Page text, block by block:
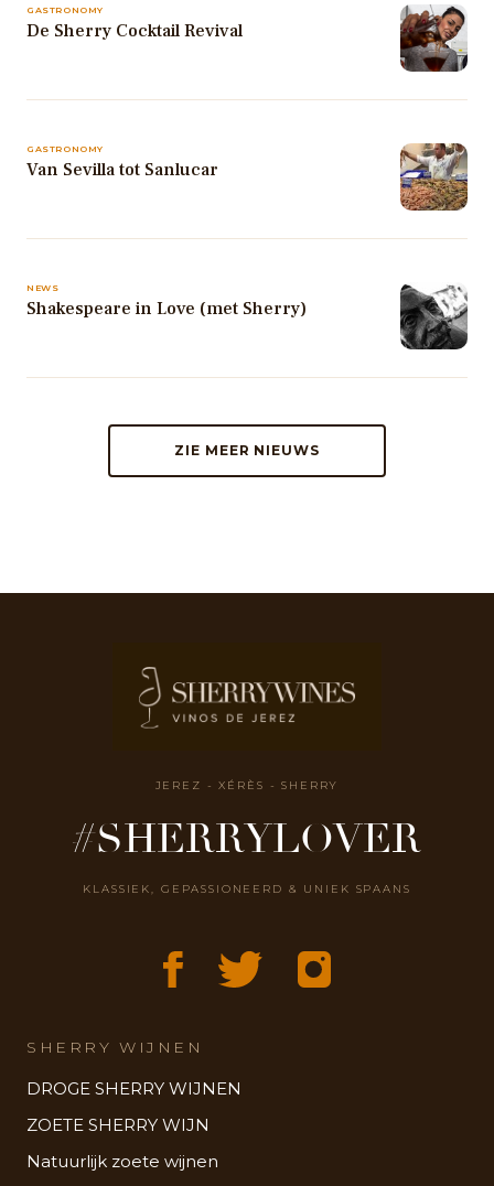
GASTRONOMY
De Sherry Cocktail Revival
GASTRONOMY
Van Sevilla tot Sanlucar
NEWS
Shakespeare in Love (met Sherry)
ZIE MEER NIEUWS
JEREZ - XÉRÈS - SHERRY
#SHERRYLOVER
KLASSIEK, GEPASSIONEERD & UNIEK SPAANS
SHERRY WIJNEN
DROGE SHERRY WIJNEN
ZOETE SHERRY WIJN
Natuurlijk zoete wijnen